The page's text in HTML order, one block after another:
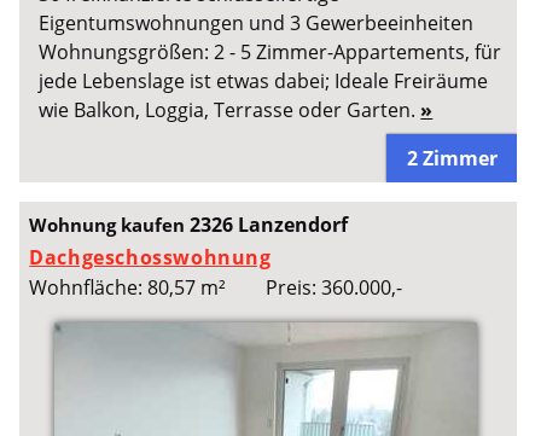
Eigentumswohnungen und 3 Gewerbeeinheiten
Wohnungsgrößen: 2 - 5 Zimmer-Appartements, für
jede Lebenslage ist etwas dabei; Ideale Freiräume
wie Balkon, Loggia, Terrasse oder Garten. »
2 Zimmer
Wohnung kaufen2326 Lanzendorf
Dachgeschosswohnung
Wohnfläche: 80,57 m²
Preis: 360.000,-